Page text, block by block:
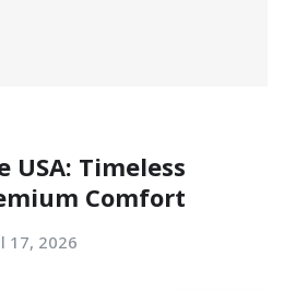
USA: Timeless
Comfort
17, 2026